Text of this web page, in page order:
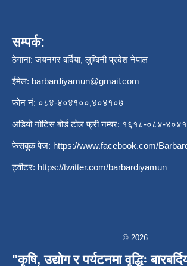
सम्पर्क:
ठेगाना: जयनगर बर्दिया, लुम्बिनी प्रदेश नेपाल
ईमेल: barbardiyamun@gmail.com
फोन नं: ०८४-४०४१००,४०४१०७
अडियो नोटिस बोर्ड टोल फ्री नम्बर: १६१८-०८४-
फेसबुक पेज: https://www.facebook.com/
ट्वीटर: https://twitter.com/barbardiyamun
© 2026
"कृषि, उद्योग र पर्यटनमा वृद्धिः